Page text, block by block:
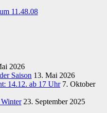
2026
Saison 13. Mai 2026
14.12. ab 17 Uhr 7. Oktober
23. September 2025